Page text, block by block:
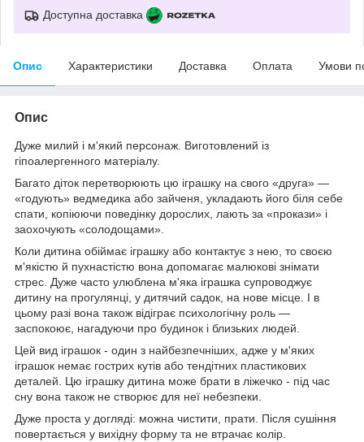
Доступна доставка
Опис Характеристики Доставка Оплата Умови
Опис
Дуже милий і м'який персонаж. Виготовлений із
гіпоалергенного матеріалу.
Багато діток перетворюють цю іграшку на свого «друга» —
«годують» ведмедика або зайченя, укладають його біля себе
спати, копіюючи поведінку дорослих, лають за «прокази» і
заохочують «солодощами».
Коли дитина обіймає іграшку або контактує з нею, то своєю
м'якістю й пухнастістю вона допомагає малюкові знімати
стрес. Дуже часто улюблена м'яка іграшка супроводжує
дитину на прогулянці, у дитячий садок, на нове місце. І в
цьому разі вона також відіграє психологічну роль —
заспокоює, нагадуючи про будинок і близьких людей.
Цей вид іграшок - один з найбезпечніших, адже у м'яких
іграшок немає гострих кутів або тендітних пластикових
деталей. Цю іграшку дитина може брати в ліжечко - під час
сну вона також не створює для неї небезпеки.
Дуже проста у догляді: можна чистити, прати. Після сушіння
повертається у вихідну форму та не втрачає колір.